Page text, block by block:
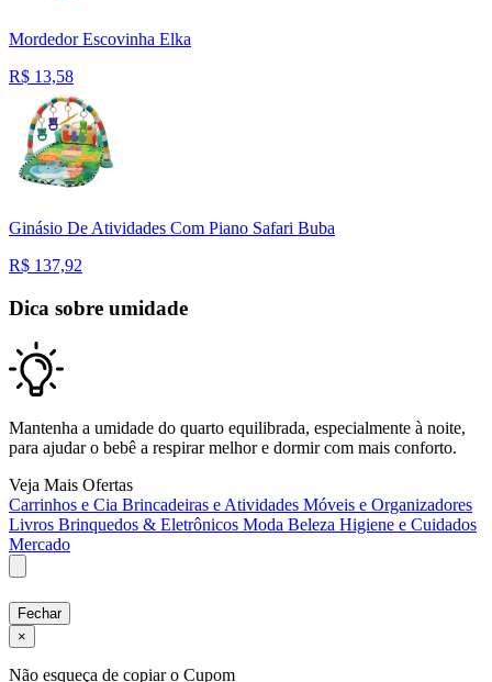
Mordedor Escovinha Elka
R$ 13,58
Ginásio De Atividades Com Piano Safari Buba
R$ 137,92
Dica sobre umidade
Mantenha a umidade do quarto equilibrada, especialmente à noite,
para ajudar o bebê a respirar melhor e dormir com mais conforto.
Veja Mais Ofertas
Carrinhos e Cia Brincadeiras e Atividades Móveis e Organizadores
Livros Brinquedos & Eletrônicos Moda Beleza Higiene e Cuidados
Mercado
Fechar
×
Não esqueça de copiar o Cupom